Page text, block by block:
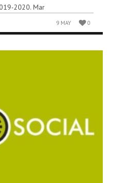
2020. Mar
9 MAY 0